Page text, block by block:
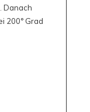
Danach
200° Grad